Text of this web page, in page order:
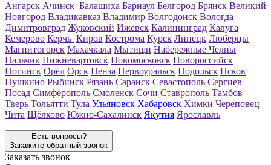
Ангарск Ачинск Балашиха Барнаул Белгород Брянск Великий
Новгород Владикавказ Владимир Волгодонск Вологда
Димитровград Жуковский Ижевск Калининград Калуга
Кемерово Керчь Киров Кострома Курск Липецк Люберцы
Магнитогорск Махачкала Мытищи Набережные Челны
Нальчик Нижневартовск Новомосковск Новороссийск
Ногинск Орёл Орск Пенза Первоуральск Подольск Псков
Пушкино Рыбинск Рязань Саранск Севастополь Сергиев
Посад Симферополь Смоленск Сочи Ставрополь Тамбов
Тверь Тольятти Тула Ульяновск Хабаровск Химки Череповец
Чита Щёлково Южно-Сахалинск Якутия Ярославль
Есть вопросы?
Закажите обратный звонок
Заказать звонок